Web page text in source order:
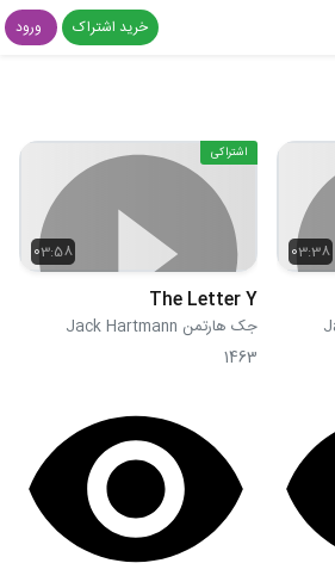
خرید اشتراک ورود
03:38
03:58
اشتراکی
The Letter Y
جک هارتمن Jack Hartmann
1463